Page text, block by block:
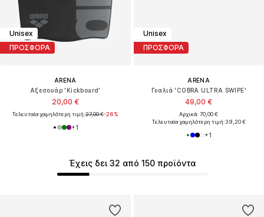
Unisex
ΠΡΟΣΦΟΡΑ
ARENA
Αξεσουάρ 'Kickboard'
20,00 €
Τελευταία χαμηλότερη τιμή:27,00 €-26%
+1
Unisex
ΠΡΟΣΦΟΡΑ
ARENA
Γυαλιά 'COBRA ULTRA SWIPE'
49,00 €
Αρχικά: 70,00 €
Τελευταία χαμηλότερη τιμή:39,20 €
+1
Έχεις δει 32 από 150 προϊόντα